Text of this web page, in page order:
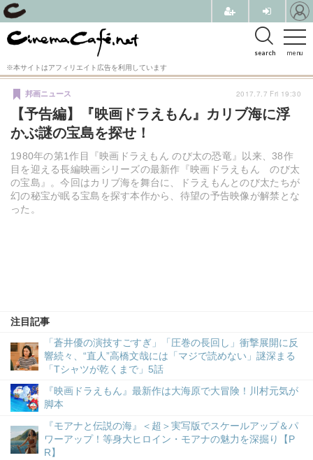
menu
search
※本サイトはアフィリエイト広告を利用しています
【予告編】『映画ドラえもん』カリブ海に浮
かぶ謎の宝島を探せ！
1980年の第1作目『映画ドラえもん のび太の恐竜』以来、38作
目を迎える長編映画シリーズの最新作『映画ドラえもん のび太
の宝島』。今回はカリブ海を舞台に、ドラえもんとのび太たちが
幻の秘宝が眠る宝島を探す本作から、待望の予告映像が解禁とな
った。
邦画ニュース
注目記事
「蒼井優の演技すごすぎ」「圧巻の長回し」衝撃展開に反
響続々、“直人”高橋文哉には「マジで読めない」謎深まる
「Tシャツが乾くまで」5話
『映画ドラえもん』最新作は大海原で大冒険！川村元気が
脚本
『モアナと伝説の海』＜超＞実写版でスケールアップ＆パ
ワーアップ！等身大ヒロイン・モアナの魅力を深掘り【P
R】
2017.7.7 Fri 19:30